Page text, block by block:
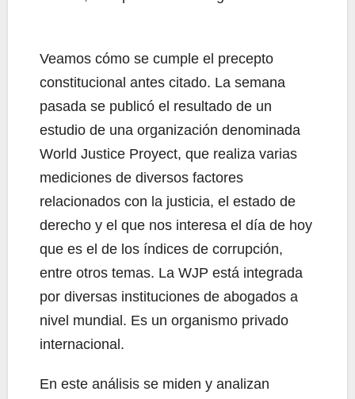
Veamos cómo se cumple el precepto
constitucional antes citado. La semana
pasada se publicó el resultado de un
estudio de una organización denominada
World Justice Proyect, que realiza varias
mediciones de diversos factores
relacionados con la justicia, el estado de
derecho y el que nos interesa el día de hoy
que es el de los índices de corrupción,
entre otros temas. La WJP está integrada
por diversas instituciones de abogados a
nivel mundial. Es un organismo privado
internacional.
En este análisis se miden y analizan